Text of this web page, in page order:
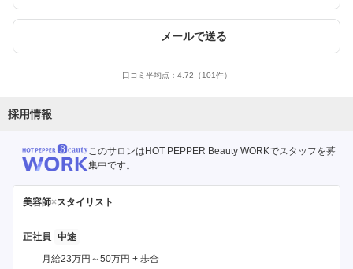
メールで送る
口コミ平均点： 4.72 （101件）
採用情報
このサロンはHOT PEPPER Beauty WORKでスタッフを募
集中です。
美容師×スタイリスト
正社員
月給23万円～50万円 + 歩合